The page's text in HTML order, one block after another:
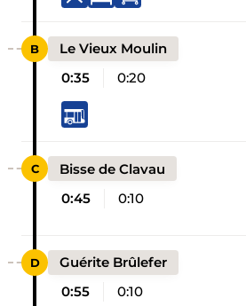
Le Vieux Moulin
0:35
0:20
Bisse de Clavau
0:45
0:10
Guérite Brûlefer
0:55
0:10